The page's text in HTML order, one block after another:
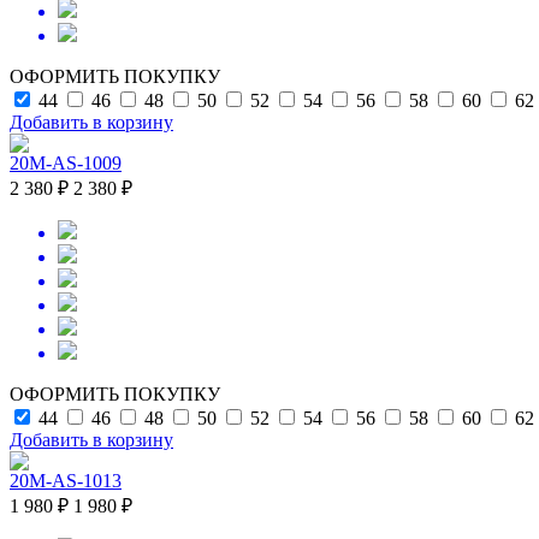
ОФОРМИТЬ ПОКУПКУ
44
46 48 50 52 54 56 58 60 62
Добавить в корзину
20M-AS-1009
2 380 ₽ 2 380 ₽
ОФОРМИТЬ ПОКУПКУ
44
46 48 50 52 54 56 58 60 62
Добавить в корзину
20M-AS-1013
1 980 ₽ 1 980 ₽